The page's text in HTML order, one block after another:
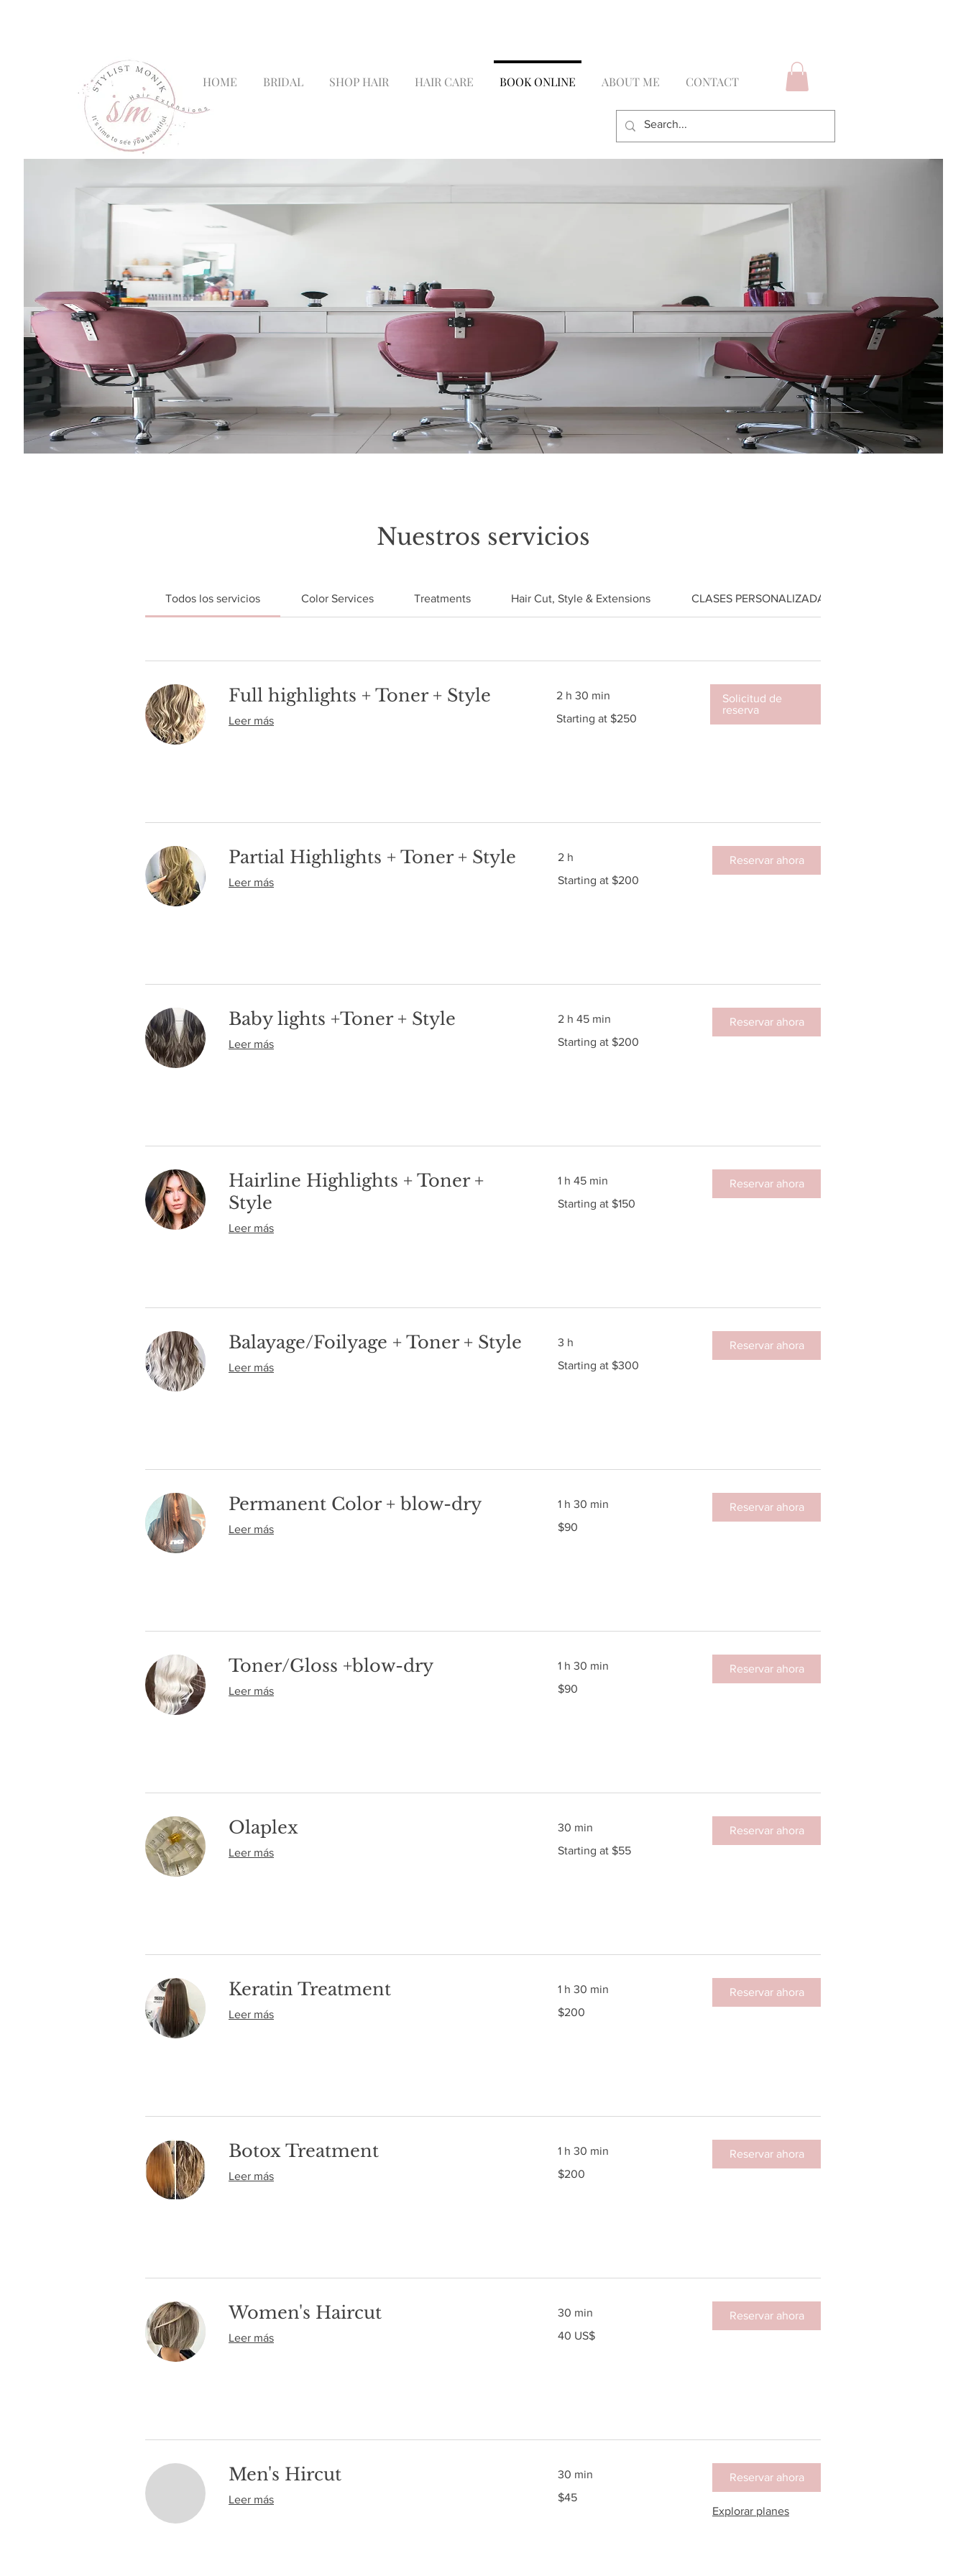
HOME BRIDAL SHOP HAIR HAIR CARE BOOK ONLINE ABOUT ME CONTACT
Nuestros servicios
Todos los servicios Color Services Treatments Hair Cut, Style & Extensions CLASES PERSONALIZADAS
Full highlights + Toner + Style
Leer más
2 h 30 min
at
Starting at $250
Solicitud de
reserva
Partial Highlights + Toner + Style
Leer más
2 h
at
Starting at $200
Reservar ahora
Baby lights +Toner + Style
Leer más
2 h 45 min
at
Starting at $200
Reservar ahora
Hairline Highlights + Toner +
Style
Leer más
1 h 45 min
at
Starting at $150
Reservar ahora
Balayage/Foilyage + Toner + Style
Leer más
3 h
at
Starting at $300
Reservar ahora
Permanent Color + blow-dry
Leer más
1 h 30 min
$90
Reservar ahora
Toner/Gloss +blow-dry
Leer más
1 h 30 min
$90
Reservar ahora
Olaplex
Leer más
30 min
at
Starting at $55
Reservar ahora
Keratin Treatment
Leer más
1 h 30 min
$200
Reservar ahora
Botox Treatment
Leer más
1 h 30 min
$200
Reservar ahora
Women's Haircut
Leer más
30 min
dólares
40 US$
Reservar ahora
Men's Hircut
Leer más
30 min
$45
Reservar ahora
Explorar planes